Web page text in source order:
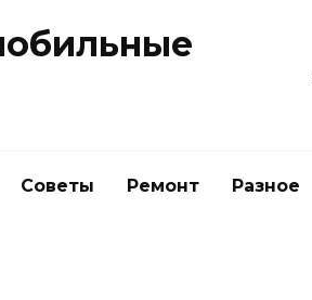
Советы Ремонт Разное